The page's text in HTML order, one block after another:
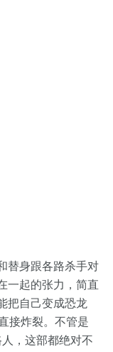
替身跟各路杀手对
一起的张力，简直
把自己变成恐龙
接炸裂。不管是
，这部都绝对不